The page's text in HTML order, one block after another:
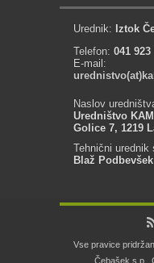
Urednik: Iztok
Telefon: 041 923
E-mail:
Naslov
Uredništvo
Golice 7, 1219
Tehnični urednik
Blaž
Vse pravice
Čebašek s.p.,